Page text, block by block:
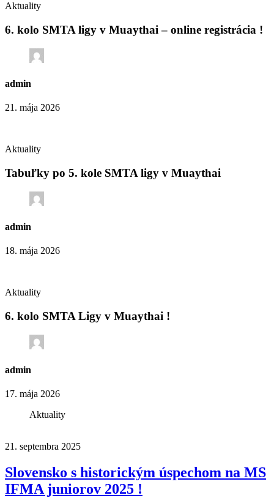
Aktuality
6. kolo SMTA ligy v Muaythai – online registrácia !
admin
21. mája 2026
Aktuality
Tabuľky po 5. kole SMTA ligy v Muaythai
admin
18. mája 2026
Aktuality
6. kolo SMTA Ligy v Muaythai !
admin
17. mája 2026
Aktuality
21. septembra 2025
Slovensko s historickým úspechom na MS
IFMA juniorov 2025 !